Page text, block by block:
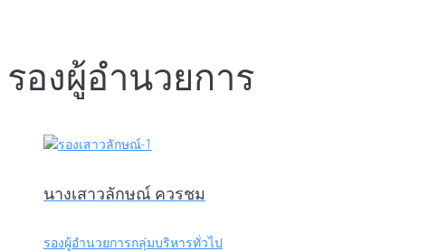
รองผู้อำนวยการ
นางเสาวลักษณ์ ควรชม
รองผู้อำนวยการกลุ่มบริหารทั่วไป